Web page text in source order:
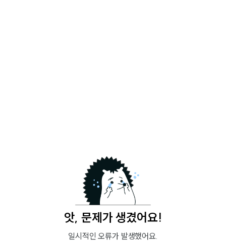
앗, 문제가 생겼어요!
일시적인 오류가 발생했어요.